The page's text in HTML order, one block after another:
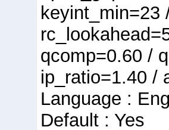
keyint_min=23
qcomp=0.60 /
ip_ratio=1.40 /
Language :
Default : Yes